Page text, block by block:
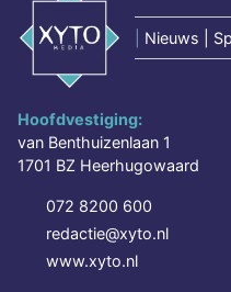
Nieuws |
Hoofdvestiging:
van Benthuizenlaan 1
1701 BZ Heerhugowaard
072 8200 600
redactie@xyto.nl
www.xyto.nl